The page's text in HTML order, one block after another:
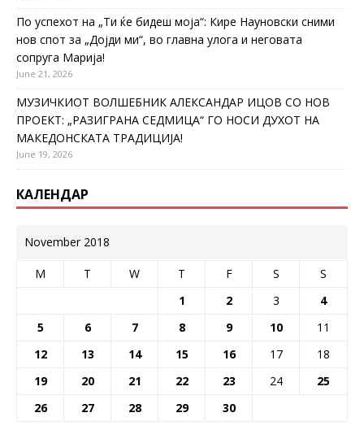
По успехот на „Ти ќе бидеш моја“: Кире Науновски сними
нов спот за „Дојди ми“, во главна улога и неговата
сопруга Марија!
June 21, 2026
МУЗИЧКИОТ ВОЛШЕБНИК АЛЕКСАНДАР ИЦОВ СО НОВ
ПРОЕКТ: „РАЗИГРАНА СЕДМИЦА“ ГО НОСИ ДУХОТ НА
МАКЕДОНСКАТА ТРАДИЦИЈА!
June 19, 2026
КАЛЕНДАР
November 2018
M T W T F S
S
1
2 3
4
5
6 7 8 9 10
11
12
13 14 15 16 17
18
19
20 21 22 23 24
25
26
27 28 29 30